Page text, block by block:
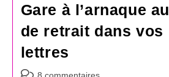
Gare à l’arnaque
de retrait dans vos
lettres
Commentaires
8 commentaires